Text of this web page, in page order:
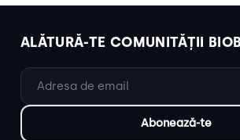
ALĂTURĂ-TE COMUNITĂȚII